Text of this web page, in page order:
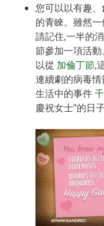
您可以以有趣
的青睞。雖然
請記住,一半的
節參加一項活
以從 加倫丁節,
連續劇的病毒情
生活中的事件
慶祝女士"的日子